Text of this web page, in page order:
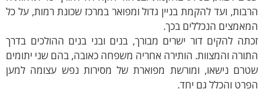
ועד להקמת בניין גדול ומפואר במרכז שכונת רמות, על כל
הנכללים בכך.
להקים דור ישרים מבורך, בנים ובני בנים ההולכים בדרך
והמצוות. הותירה אחריה משפחה כאובה, בהם שני יתומים
נישאו, ומורשת מפוארת של מסירות נפש עצומה למען
והכלל גם יחד.